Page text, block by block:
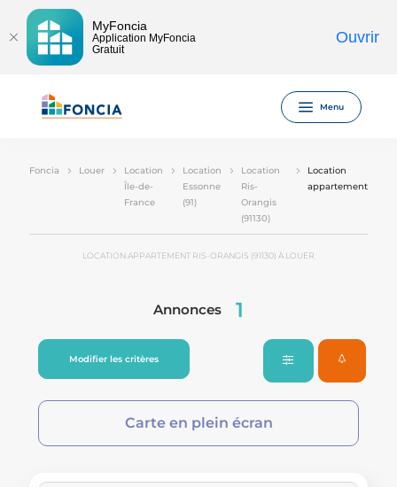
MyFoncia
Application MyFoncia
Gratuit
Ouvrir
Menu
Foncia Louer
Location
Île-de-
France
Location
Essonne
(91)
Location
Ris-
Orangis
(91130)
Location
appartement
LOCATION APPARTEMENT RIS-ORANGIS (91130) À LOUER
Annonces 1
Modifier les critères
Carte en plein écran